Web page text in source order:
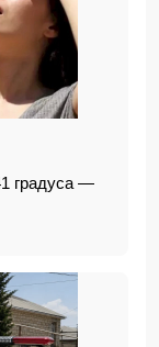
градуса —